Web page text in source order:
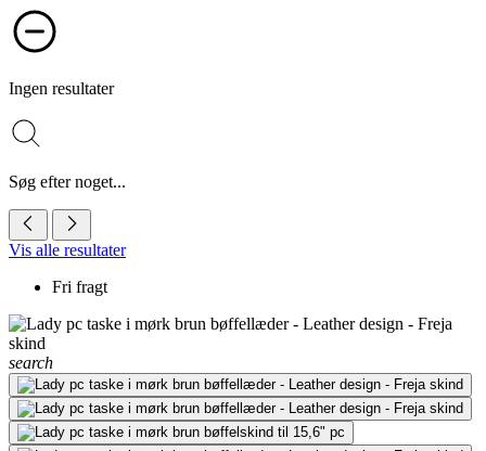
Ingen resultater
Søg efter noget...
Vis alle resultater
Fri fragt
search